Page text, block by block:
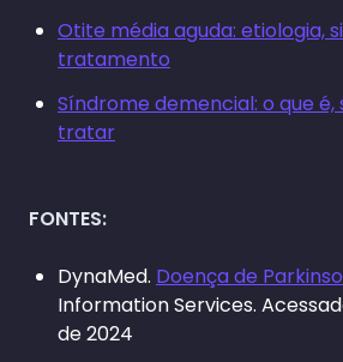
Otite média aguda: etiologia,
tratamento
Síndrome demencial: o que
tratar
FONTES:
DynaMed. Doença de
Information Services.
de 2024